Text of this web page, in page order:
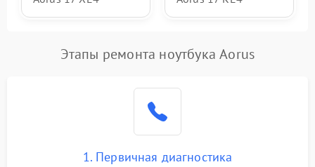
Этапы ремонта ноутбука Aorus
1. Первичная диагностика